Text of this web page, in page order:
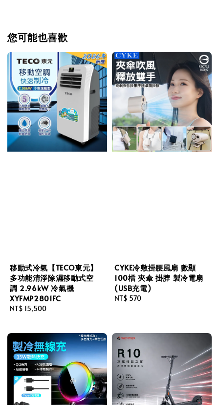
您可能也喜歡
移動式冷氣【TECO東元】
多功能清淨除濕移動式空
調 2.96kW 冷氣機
XYFMP2801FC
Regular
NT$ 15,500
CYKE冷敷掛腰風扇 數顯
100檔 夾傘 掛脖 製冷電扇
(USB充電)
Regular
NT$ 570